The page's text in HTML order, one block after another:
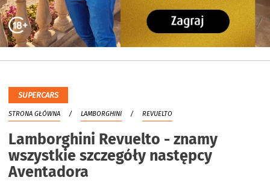
SUPERCARS
STRONA GŁÓWNA LAMBORGHINI REVUELTO
Lamborghini Revuelto - znamy
wszystkie szczegóły następcy
Aventadora